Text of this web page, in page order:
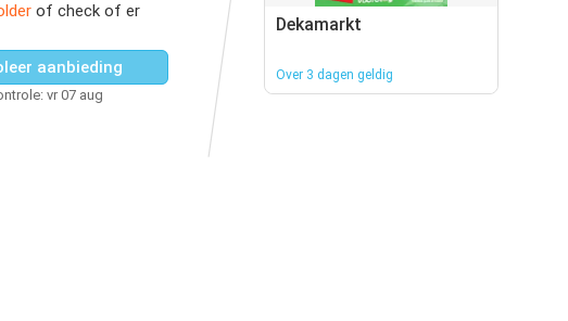
of check of er
aanbieding
vr 07 aug
Dekamarkt
Over 3 dagen geldig